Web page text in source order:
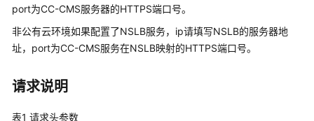
开
发
南
API
port为CC-CMS服务器的HTTPS端口号。
非公有云环境如果配置了NSLB服务，ip请填写NSLB的服务器地
址，port为CC-CMS服务在NSLB映射的HTTPS端口号。
请求说明
表1 请求头参数